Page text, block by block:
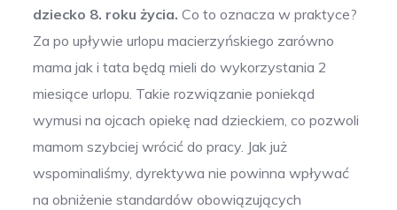
dziecko 8. roku życia. Co to oznacza w praktyce?
Za po upływie urlopu macierzyńskiego zarówno
mama jak i tata będą mieli do wykorzystania 2
miesiące urlopu. Takie rozwiązanie poniekąd
wymusi na ojcach opiekę nad dzieckiem, co pozwoli
mamom szybciej wrócić do pracy. Jak już
wspominaliśmy, dyrektywa nie powinna wpływać
na obniżenie standardów obowiązujących